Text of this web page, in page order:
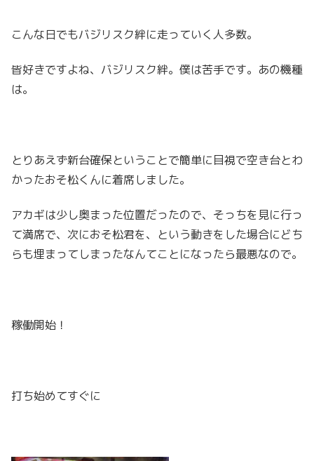
こんな日でもバジリスク絆に走っていく人多数。
皆好きですよね、バジリスク絆。僕は苦手です。あの機種
は。
とりあえず新台確保ということで簡単に目視で空き台とわ
かったおそ松くんに着席しました。
アカギは少し奥まった位置だったので、そっちを見に行っ
て満席で、次におそ松君を、という動きをした場合にどち
らも埋まってしまったなんてことになったら最悪なので。
稼働開始！
打ち始めてすぐに